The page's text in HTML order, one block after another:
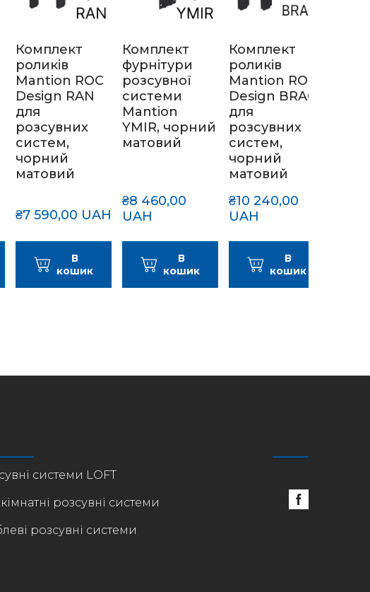
Комплект
роликів
Mantion ROC
Design RAN
для
розсувних
систем,
чорний
матовий
₴7 590,00 UAH
В
кошик
Комплект
фурнітури
розсувної
системи
Mantion
YMIR, чорний
матовий
₴8 460,00
UAH
В
кошик
Комплект
роликів
Mantion ROC
Design BRAGI
для
розсувних
систем,
чорний
матовий
₴10 240,00
UAH
В
кошик
системи LOFT
розсувні системи
розсувні системи